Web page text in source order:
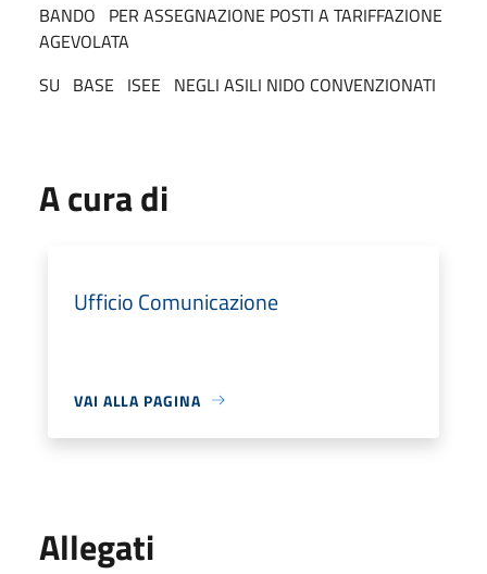
BANDO PER ASSEGNAZIONE POSTI A TARIFFAZIONE
AGEVOLATA
SU BASE ISEE NEGLI ASILI NIDO CONVENZIONATI
A cura di
Ufficio Comunicazione
VAI ALLA PAGINA
Allegati